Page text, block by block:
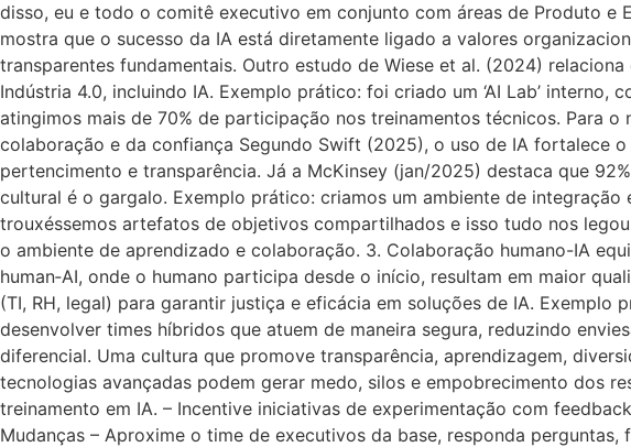
disso, eu e todo o comitê executivo em conjunto com áreas de Produto e
mostra que o sucesso da IA está diretamente ligado a valores
transparentes fundamentais. Outro estudo de Wiese et al. (2024)
Indústria 4.0, incluindo IA. Exemplo prático: foi criado um ‘AI Lab’
atingimos mais de 70% de participação nos treinamentos técnicos. Para
colaboração e da confiança Segundo Swift (2025), o uso de IA fortalece
pertencimento e transparência. Já a McKinsey (jan/2025) destaca que
cultural é o gargalo. Exemplo prático: criamos um ambiente de
trouxéssemos artefatos de objetivos compartilhados e isso tudo nos
o ambiente de aprendizado e colaboração. 3. Colaboração humano-IA
human‑AI, onde o humano participa desde o início, resultam em maior
(TI, RH, legal) para garantir justiça e eficácia em soluções de IA.
desenvolver times híbridos que atuem de maneira segura, reduzindo
diferencial. Uma cultura que promove transparência, aprendizagem,
tecnologias avançadas podem gerar medo, silos e empobrecimento dos
treinamento em IA. – Incentive iniciativas de experimentação com
Mudanças – Aproxime o time de executivos da base, responda